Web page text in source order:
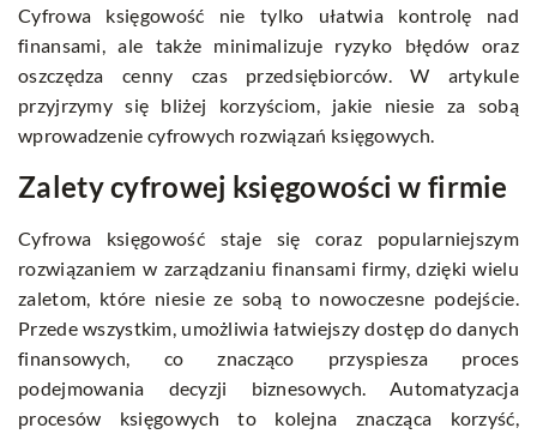
Cyfrowa księgowość nie tylko ułatwia kontrolę nad
finansami, ale także minimalizuje ryzyko błędów oraz
oszczędza cenny czas przedsiębiorców. W artykule
przyjrzymy się bliżej korzyściom, jakie niesie za sobą
wprowadzenie cyfrowych rozwiązań księgowych.
Zalety cyfrowej księgowości w firmie
Cyfrowa księgowość staje się coraz popularniejszym
rozwiązaniem w zarządzaniu finansami firmy, dzięki wielu
zaletom, które niesie ze sobą to nowoczesne podejście.
Przede wszystkim, umożliwia łatwiejszy dostęp do danych
finansowych, co znacząco przyspiesza proces
podejmowania decyzji biznesowych. Automatyzacja
procesów księgowych to kolejna znacząca korzyść,